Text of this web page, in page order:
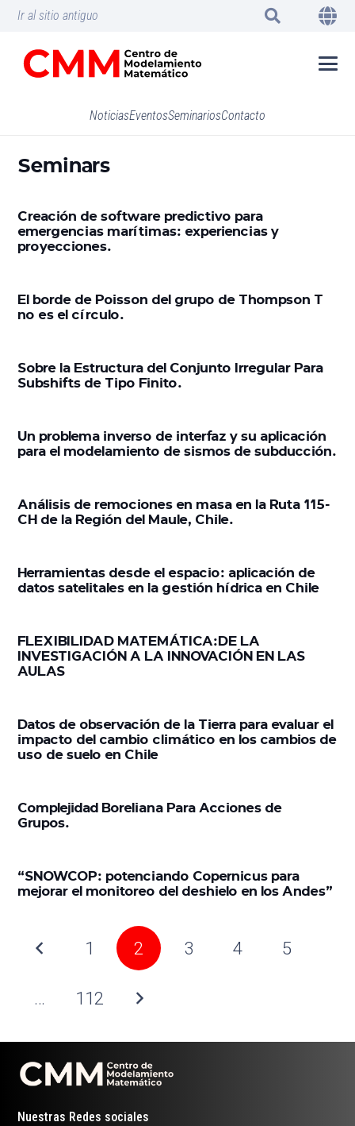
Ir al sitio antiguo
NoticiasEventosSeminariosContacto
Seminars
Creación de software predictivo para
emergencias marítimas: experiencias y
proyecciones.
El borde de Poisson del grupo de Thompson T
no es el círculo.
Sobre la Estructura del Conjunto Irregular Para
Subshifts de Tipo Finito.
Un problema inverso de interfaz y su aplicación
para el modelamiento de sismos de subducción.
Análisis de remociones en masa en la Ruta 115-
CH de la Región del Maule, Chile.
Herramientas desde el espacio: aplicación de
datos satelitales en la gestión hídrica en Chile
FLEXIBILIDAD MATEMÁTICA:DE LA
INVESTIGACIÓN A LA INNOVACIÓN EN LAS
AULAS
Datos de observación de la Tierra para evaluar el
impacto del cambio climático en los cambios de
uso de suelo en Chile
Complejidad Boreliana Para Acciones de
Grupos.
“SNOWCOP: potenciando Copernicus para
mejorar el monitoreo del deshielo en los Andes”
1 2 3 4 5
… 112
Nuestras Redes sociales